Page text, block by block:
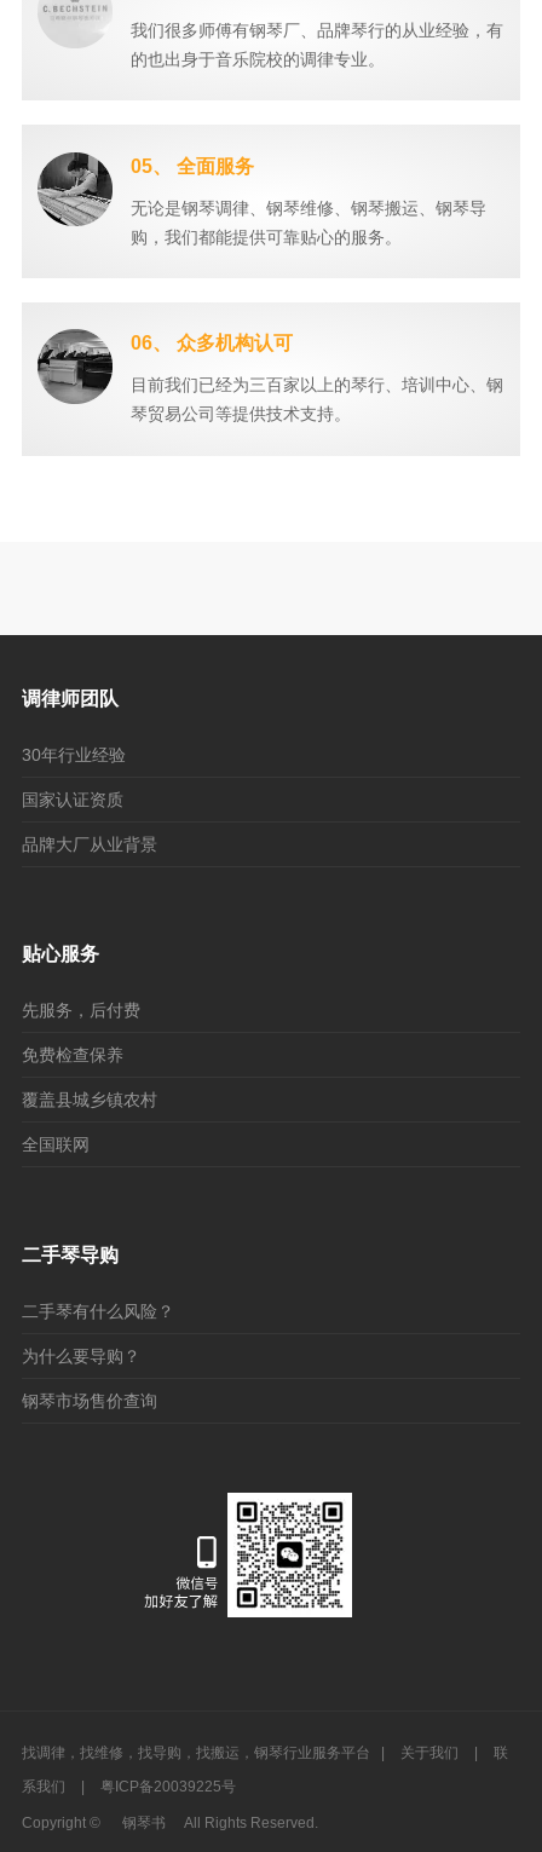
我们很多师傅有钢琴厂、品牌琴行的从业经验，有
的也出身于音乐院校的调律专业。
05、 全面服务
无论是钢琴调律、钢琴维修、钢琴搬运、钢琴导
购，我们都能提供可靠贴心的服务。
06、 众多机构认可
目前我们已经为三百家以上的琴行、培训中心、钢
琴贸易公司等提供技术支持。
调律师团队
30年行业经验
国家认证资质
品牌大厂从业背景
贴心服务
先服务，后付费
免费检查保养
覆盖县城乡镇农村
全国联网
二手琴导购
二手琴有什么风险？
为什么要导购？
钢琴市场售价查询
找调律，找维修，找导购，找搬运，钢琴行业服务平台 | 关于我们 |
联
系我们
| 粤ICP备20039225号
Copyright © 钢琴书 All Rights Reserved.